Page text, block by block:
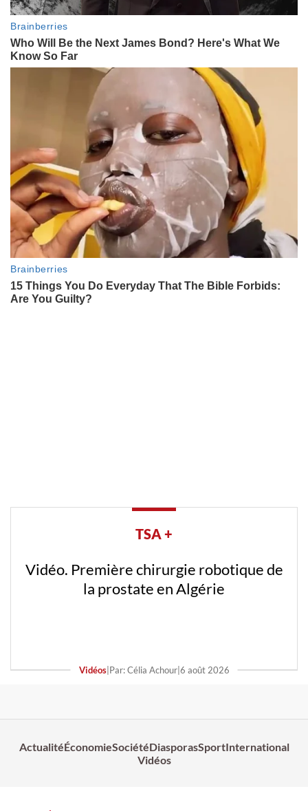
TSA +
Vidéo. De la Silicon Valley à l’Algérie : le
parcours inattendu de Yacine Rahmoun
Vidéos| Par: Célia Achour| 6 août 2026
ActualitéÉconomieSociétéDiasporasSportInternational
Vidéos